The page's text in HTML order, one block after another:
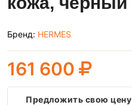
Бренд: HERMES
161 600
Предложить свою цену